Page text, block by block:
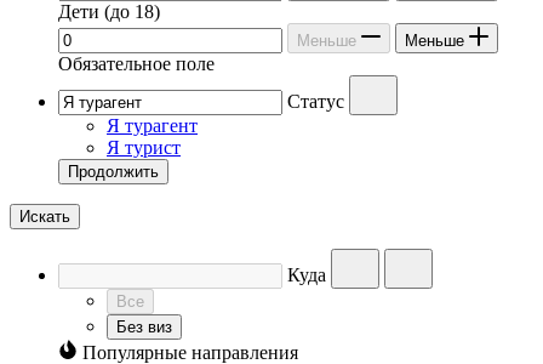
Дети (до 18)
Меньше Меньше
Обязательное поле
Статус
Я турагент
Я турист
Продолжить
Искать
Куда
Все
Без виз
Популярные направления